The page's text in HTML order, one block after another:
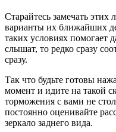
Старайтесь замечать
варианты их ближайших
таких условиях помогает
слышат, то редко сразу
сразу.
Так что будьте готовы
момент и идите на такой
торможения с вами не
постоянно оценивайте
зеркало заднего вида.